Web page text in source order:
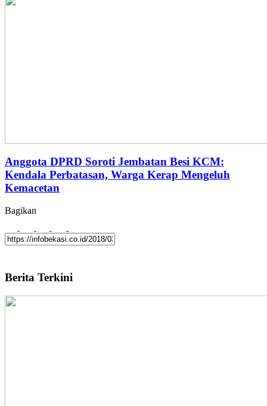
Anggota DPRD Soroti Jembatan Besi KCM:
Kendala Perbatasan, Warga Kerap Mengeluh
Kemacetan
Bagikan
Berita Terkini